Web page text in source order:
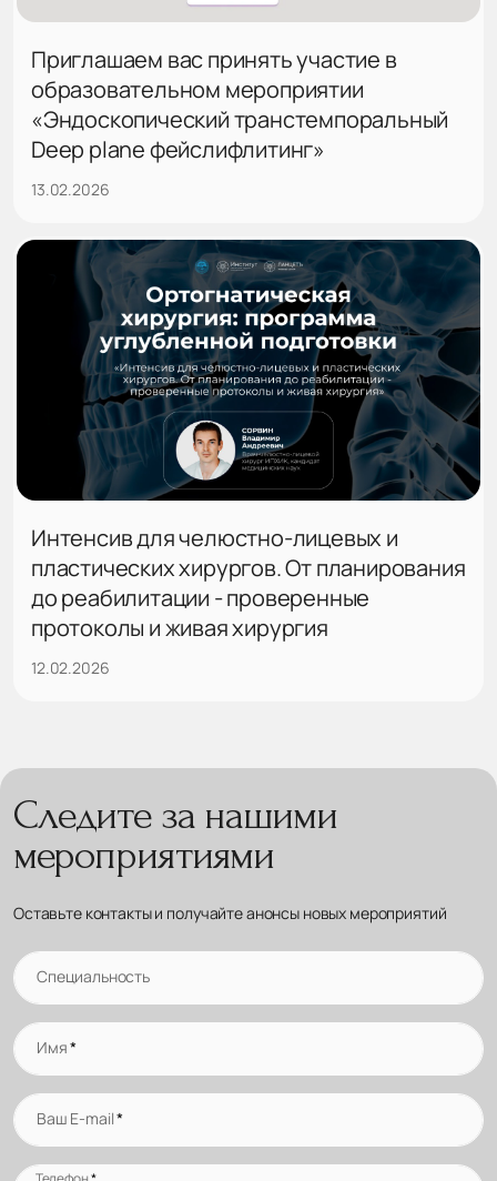
Приглашаем вас принять участие в
образовательном мероприятии
«Эндоскопический транстемпоральный
Deep plane фейслифлитинг»
13.02.2026
Интенсив для челюстно-лицевых и
пластических хирургов. От планирования
до реабилитации - проверенные
протоколы и живая хирургия
12.02.2026
Следите за нашими
мероприятиями
Оставьте контакты и получайте анонсы новых мероприятий
Специальность
Имя*
Ваш E-mail*